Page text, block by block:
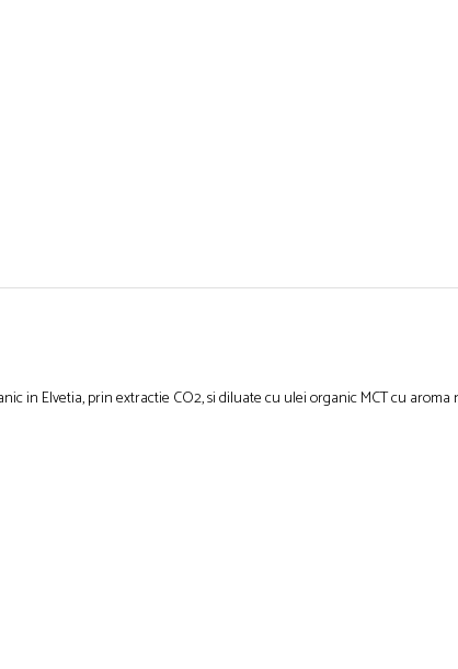
in Elvetia, prin extractie CO2, si diluate cu ulei organic MCT cu